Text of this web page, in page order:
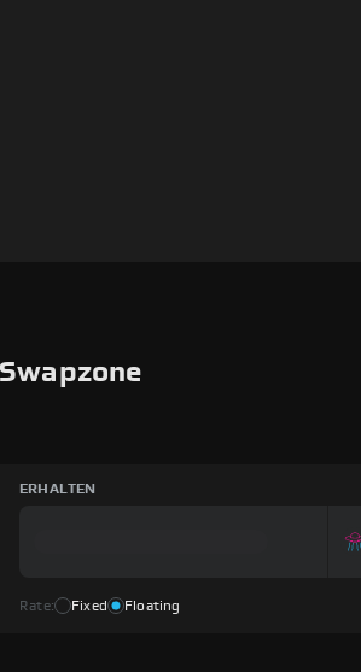
ERHALTEN
Rate: Fixed Floating